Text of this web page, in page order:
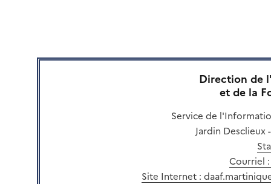
Direction de
et de la
Service de
Jardin Desclieux
Courriel
Site Internet :